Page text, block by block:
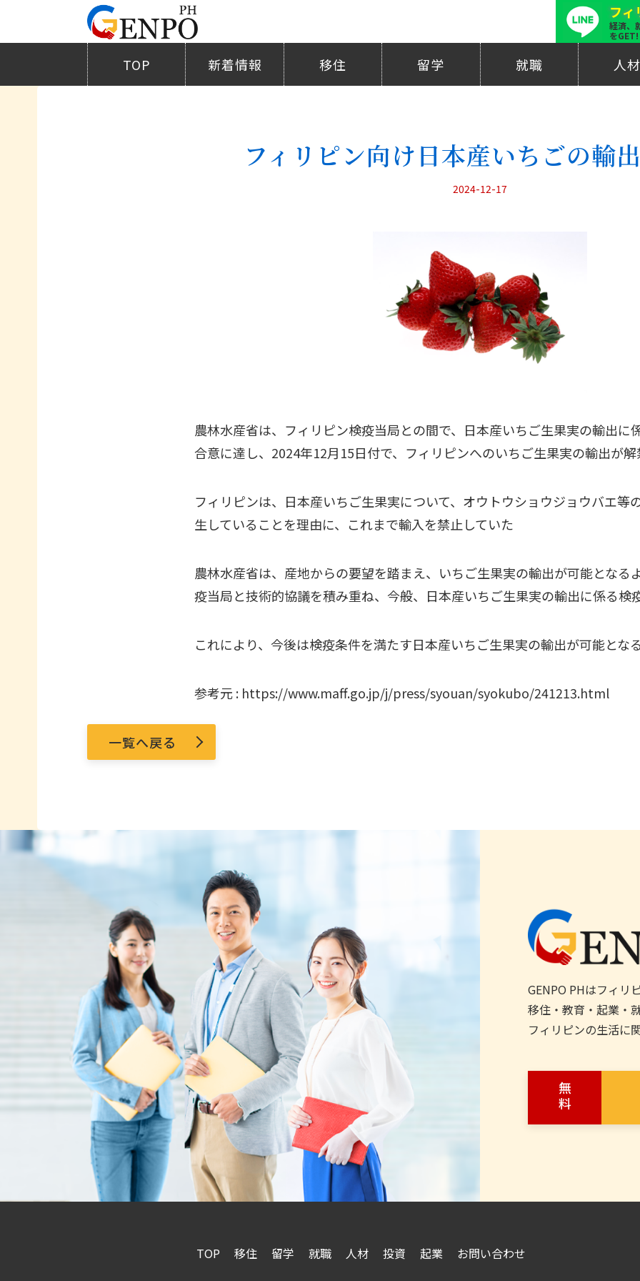
フィ
経済、
をGET!
TOP 新着情報 移住 留学 就職 人
フィリピン向け日本産いちごの輸
2024-12-17
農林水産省は、フィリピン検疫当局との間で、日本産いちご生果実の輸出に
合意に達し、2024年12月15日付で、フィリピンへのいちご生果実の輸出が
フィリピンは、日本産いちご生果実について、オウトウショウジョウバエ等
生していることを理由に、これまで輸入を禁止していた
農林水産省は、産地からの要望を踏まえ、いちご生果実の輸出が可能となる
疫当局と技術的協議を積み重ね、今般、日本産いちご生果実の輸出に係る検
これにより、今後は検疫条件を満たす日本産いちご生果実の輸出が可能とな
参考元 : https://www.maff.go.jp/j/press/syouan/syokubo/241213.html
一覧へ戻る
GENPO PHはフィリ
移住・教育・起業・
フィリピンの生活に
無料
TOP 移住 留学 就職 人材 投資 起業 お問い合わせ